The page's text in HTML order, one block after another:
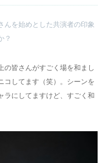
を始めとした共演者の印象
？
の皆さんがすごく場を和まし
コしてます（笑）。シーンを
ラにしてますけど、すごく和